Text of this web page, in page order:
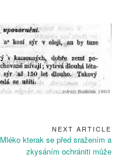
NEXT ARTICLE
Next
Mléko kterak se před sražením a
zkysáním ochrániti může